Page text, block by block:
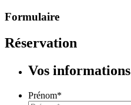
Formulaire
Réservation
Vos informations
Prénom*